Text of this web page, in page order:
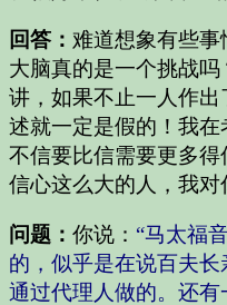
回答： 难道想象有些
大脑真的是一个挑战
讲，如果不止一人作
述就一定是假的！我
不信要比信需要更多
信心这么大的人，我对
问题： 你说： “马太福
的，似乎是在说百夫
通过代理人做的。还